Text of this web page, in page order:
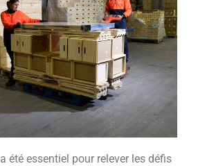
été essentiel pour relever les défis